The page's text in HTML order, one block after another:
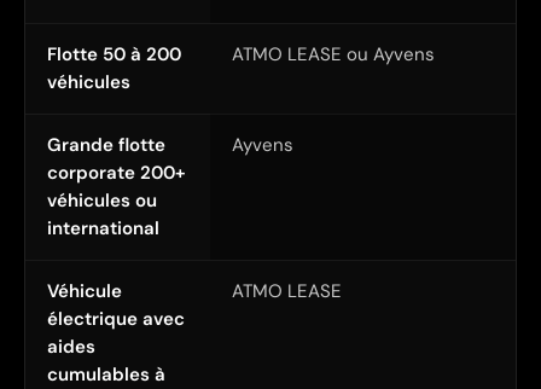
Flotte 50 à 200
véhicules
ATMO LEASE ou Ayvens
Grande flotte
corporate 200+
véhicules ou
international
Ayvens
Véhicule
électrique avec
aides
cumulables à
ATMO LEASE